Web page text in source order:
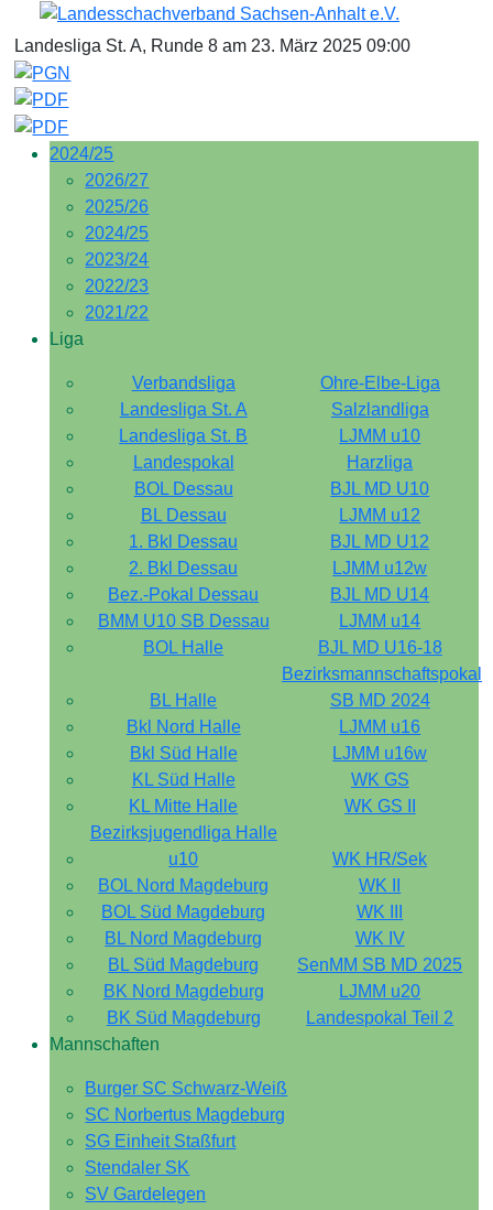
Landesliga St. A, Runde 8 am 23. März 2025 09:00
2024/25
2026/27
2025/26
2024/25
2023/24
2022/23
2021/22
Liga
Verbandsliga
Ohre-Elbe-Liga
Landesliga St. A
Salzlandliga
Landesliga St. B
LJMM u10
Landespokal
Harzliga
BOL Dessau
BJL MD U10
BL Dessau
LJMM u12
1. Bkl Dessau
BJL MD U12
2. Bkl Dessau
LJMM u12w
Bez.-Pokal Dessau
BJL MD U14
BMM U10 SB Dessau
LJMM u14
BOL Halle
BJL MD U16-18
BL Halle
Bezirksmannschaftspokal
SB MD 2024
Bkl Nord Halle
LJMM u16
Bkl Süd Halle
LJMM u16w
KL Süd Halle
WK GS
KL Mitte Halle
WK GS II
Bezirksjugendliga Halle
u10
WK HR/Sek
BOL Nord Magdeburg
WK II
BOL Süd Magdeburg
WK III
BL Nord Magdeburg
WK IV
BL Süd Magdeburg
SenMM SB MD 2025
BK Nord Magdeburg
LJMM u20
BK Süd Magdeburg
Landespokal Teil 2
Mannschaften
Burger SC Schwarz-Weiß
SC Norbertus Magdeburg
SG Einheit Staßfurt
Stendaler SK
SV Gardelegen